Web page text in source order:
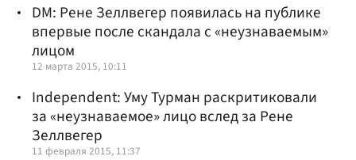
DM: Рене Зеллвегер появилась на публике
впервые после скандала с «неузнаваемым»
лицом
12 марта 2015, 10:11
Independent: Уму Турман раскритиковали
за «неузнаваемое» лицо вслед за Рене
Зеллвегер
11 февраля 2015, 11:37